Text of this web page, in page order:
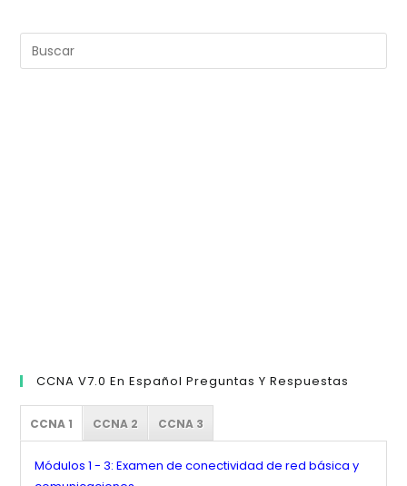
CCNA V7.0 En Español Preguntas Y Respuestas
CCNA 1 CCNA 2 CCNA 3
Módulos 1 - 3: Examen de conectividad de red básica y